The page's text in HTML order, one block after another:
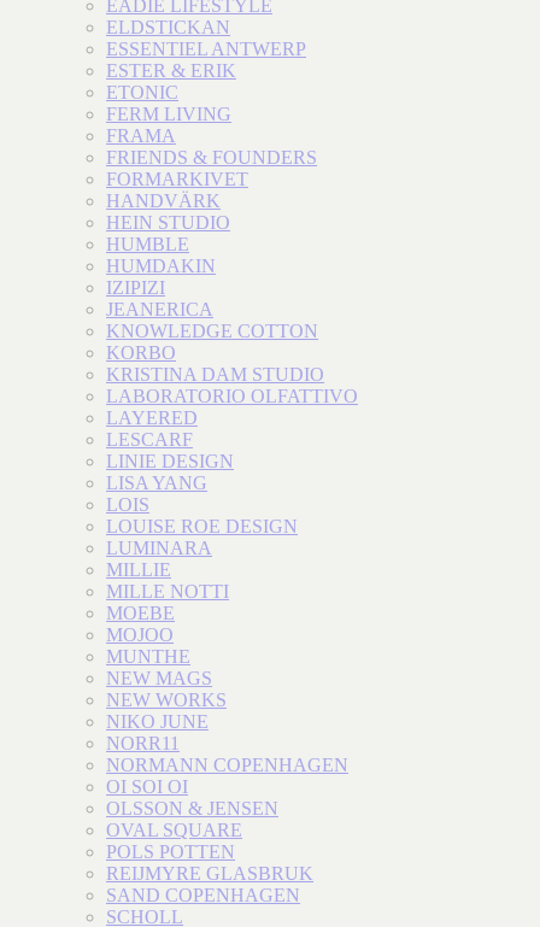
EADIE LIFESTYLE
ELDSTICKAN
ESSENTIEL ANTWERP
ESTER & ERIK
ETONIC
FERM LIVING
FRAMA
FRIENDS & FOUNDERS
FORMARKIVET
HANDVÄRK
HEIN STUDIO
HUMBLE
HUMDAKIN
IZIPIZI
JEANERICA
KNOWLEDGE COTTON
KORBO
KRISTINA DAM STUDIO
LABORATORIO OLFATTIVO
LAYERED
LESCARF
LINIE DESIGN
LISA YANG
LOIS
LOUISE ROE DESIGN
LUMINARA
MILLIE
MILLE NOTTI
MOEBE
MOJOO
MUNTHE
NEW MAGS
NEW WORKS
NIKO JUNE
NORR11
NORMANN COPENHAGEN
OI SOI OI
OLSSON & JENSEN
OVAL SQUARE
POLS POTTEN
REIJMYRE GLASBRUK
SAND COPENHAGEN
SCHOLL